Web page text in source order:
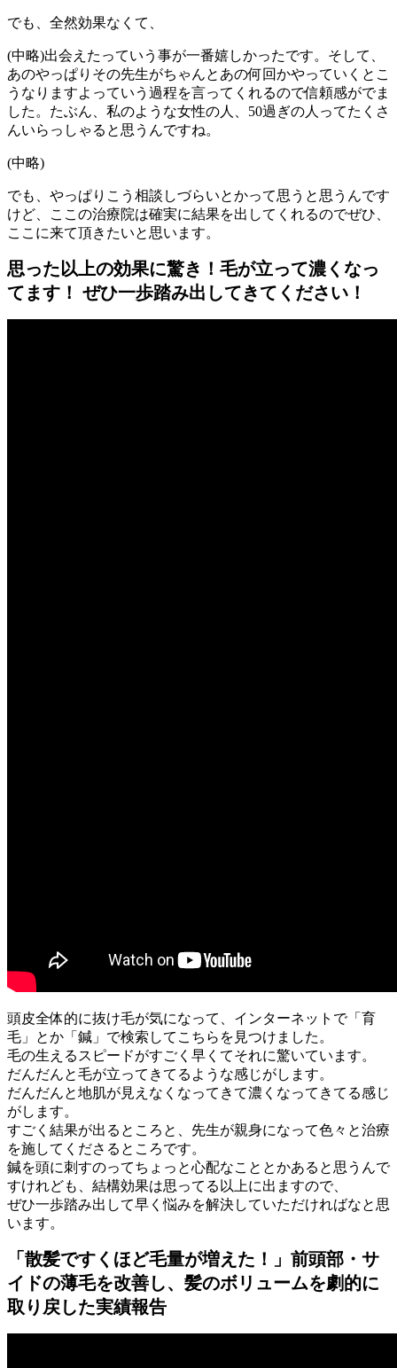
でも、全然効果なくて、
(中略)出会えたっていう事が一番嬉しかったです。そして、
あのやっぱりその先生がちゃんとあの何回かやっていくとこ
うなりますよっていう過程を言ってくれるので信頼感がでま
した。たぶん、私のような女性の人、50過ぎの人ってたくさ
んいらっしゃると思うんですね。
(中略)
でも、やっぱりこう相談しづらいとかって思うと思うんです
けど、ここの治療院は確実に結果を出してくれるのでぜひ、
ここに来て頂きたいと思います。
思った以上の効果に驚き！毛が立って濃くなっ
てます！ ぜひ一歩踏み出してきてください！
頭皮全体的に抜け毛が気になって、インターネットで「育
毛」とか「鍼」で検索してこちらを見つけました。
毛の生えるスピードがすごく早くてそれに驚いています。
だんだんと毛が立ってきてるような感じがします。
だんだんと地肌が見えなくなってきて濃くなってきてる感じ
がします。
すごく結果が出るところと、先生が親身になって色々と治療
を施してくださるところです。
鍼を頭に刺すのってちょっと心配なこととかあると思うんで
すけれども、結構効果は思ってる以上に出ますので、
ぜひ一歩踏み出して早く悩みを解決していただければなと思
います。
「散髪ですくほど毛量が増えた！」前頭部・サ
イドの薄毛を改善し、髪のボリュームを劇的に
取り戻した実績報告